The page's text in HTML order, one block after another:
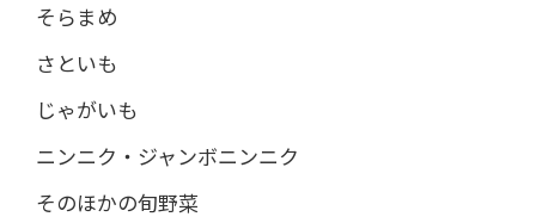
そらまめ
さといも
じゃがいも
ニンニク・ジャンボニンニク
そのほかの旬野菜